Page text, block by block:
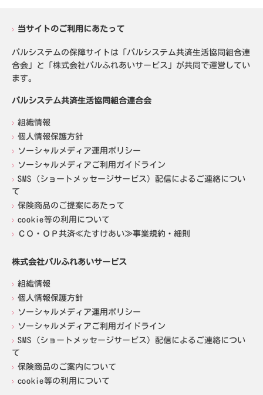
当サイトのご利用にあたって
パルシステムの保障サイトは「パルシステム共済生活協同組合連
合会」と「株式会社パルふれあいサービス」が共同で運営してい
ます。
パルシステム共済生活協同組合連合会
組織情報
個人情報保護方針
ソーシャルメディア運用ポリシー
ソーシャルメディアご利用ガイドライン
SMS（ショートメッセージサービス）配信によるご連絡につい
て
保険商品のご提案にあたって
cookie等の利用について
ＣＯ・ＯＰ共済≪たすけあい≫事業規約・細則
株式会社パルふれあいサービス
組織情報
個人情報保護方針
ソーシャルメディア運用ポリシー
ソーシャルメディアご利用ガイドライン
SMS（ショートメッセージサービス）配信によるご連絡につい
て
保険商品のご案内について
cookie等の利用について